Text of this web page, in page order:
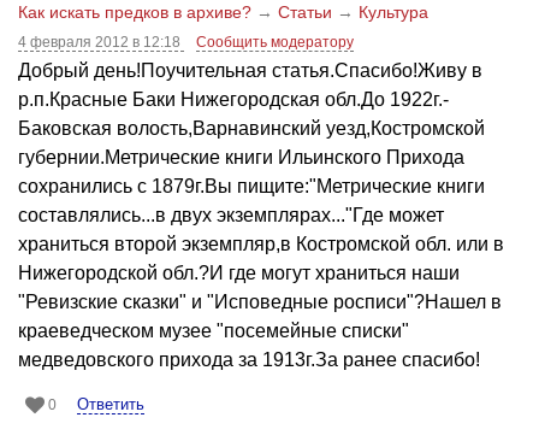
Как искать предков в архиве? → Статьи → Культура
4 февраля 2012 в 12:18 Сообщить модератору
Добрый день!Поучительная статья.Спасибо!Живу в
р.п.Красные Баки Нижегородская обл.До 1922г.-
Баковская волость,Варнавинский уезд,Костромской
губернии.Метрические книги Ильинского Прихода
сохранились с 1879г.Вы пищите:"Метрические книги
составлялись...в двух экземплярах..."Где может
храниться второй экземпляр,в Костромской обл. или в
Нижегородской обл.?И где могут храниться наши
"Ревизские сказки" и "Исповедные росписи"?Нашел в
краеведческом музее "посемейные списки"
медведовского прихода за 1913г.За ранее спасибо!
0 Ответить